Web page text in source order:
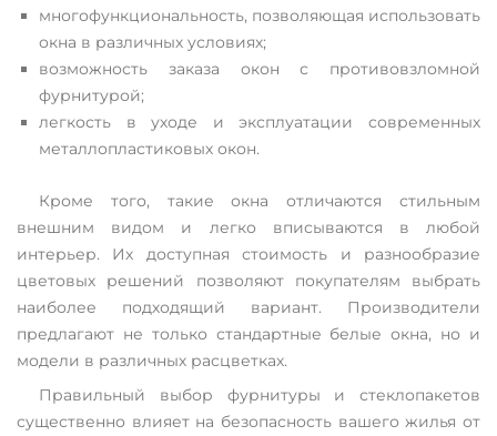
многофункциональность, позволяющая использовать
окна в различных условиях;
возможность заказа окон с противовзломной
фурнитурой;
легкость в уходе и эксплуатации современных
металлопластиковых окон.
Кроме того, такие окна отличаются стильным
внешним видом и легко вписываются в любой
интерьер. Их доступная стоимость и разнообразие
цветовых решений позволяют покупателям выбрать
наиболее подходящий вариант. Производители
предлагают не только стандартные белые окна, но и
модели в различных расцветках.
Правильный выбор фурнитуры и стеклопакетов
существенно влияет на безопасность вашего жилья от